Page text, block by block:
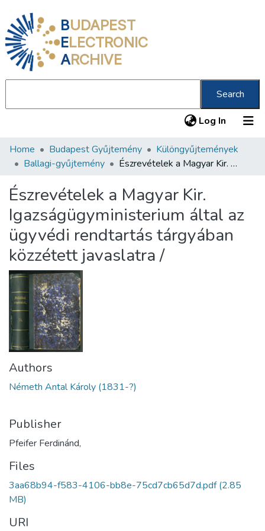
BUDAPEST
ELECTRONIC
ARCHIVE
Search
Log In (current)
Communities & Collections
Statistics
About us
Home Budapest Gyűjtemény
Különgyűjtemények
Ballagi-gyűjtemény
Észrevételek a Magyar Kir. Igazságügyministerium által az ügyvédi rendtartás tárgyában közzétett javaslatra /
Észrevételek a Magyar Kir.
Igazságügyministerium által az
ügyvédi rendtartás tárgyában
közzétett javaslatra /
Authors
Németh Antal Károly (1831-?)
Publisher
Pfeifer Ferdinánd,
Files
3aa68b94-f583-4106-bb8e-75cd7cb65d7d.pdf(2.85
MB)
URI